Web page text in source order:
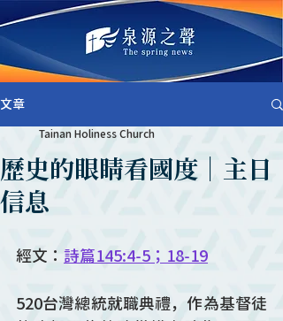
文章
歷史的眼睛看國度｜主日
信息
Tainan Holiness Church
經文： 詩篇145:4-5；18-19
520台灣總統就職典禮，作為基督徒